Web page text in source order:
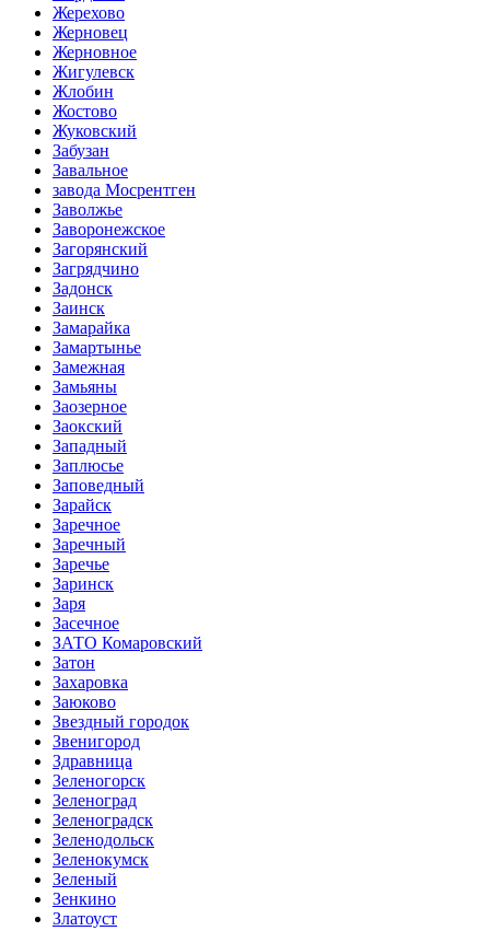
Жерехово
Жерновец
Жерновное
Жигулевск
Жлобин
Жостово
Жуковский
Забузан
Завальное
завода Мосрентген
Заволжье
Заворонежское
Загорянский
Загрядчино
Задонск
Заинск
Замарайка
Замартынье
Замежная
Замьяны
Заозерное
Заокский
Западный
Заплюсье
Заповедный
Зарайск
Заречное
Заречный
Заречье
Заринск
Заря
Засечное
ЗАТО Комаровский
Затон
Захаровка
Заюково
Звездный городок
Звенигород
Здравница
Зеленогорск
Зеленоград
Зеленоградск
Зеленодольск
Зеленокумск
Зеленый
Зенкино
Златоуст